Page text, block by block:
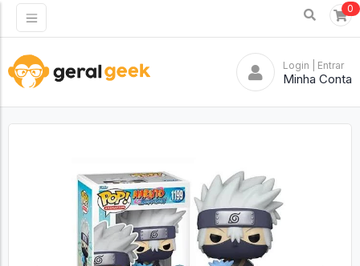
0
Login | Entrar
Minha Conta